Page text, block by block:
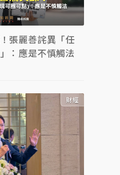
張麗善詫異「任
：應是不慎觸法
財經